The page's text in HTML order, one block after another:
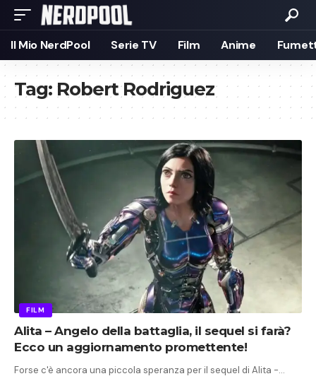
Il Mio NerdPool Serie TV Film Anime
Tag: Robert Rodriguez
FILM
Alita – Angelo della battaglia, il sequel si farà?
Ecco un aggiornamento promettente!
Forse c'è ancora una piccola speranza per il sequel di Alita -…